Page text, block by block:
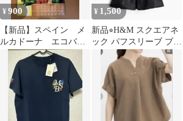
¥900
【新品】スペイン メ
ルカドーナ エコバッ
ク ショッピングバッ
¥ 1,500
新品⭐︎H&M スクエアネ
ック パフスリーブ ブラ
ウス ブラック S